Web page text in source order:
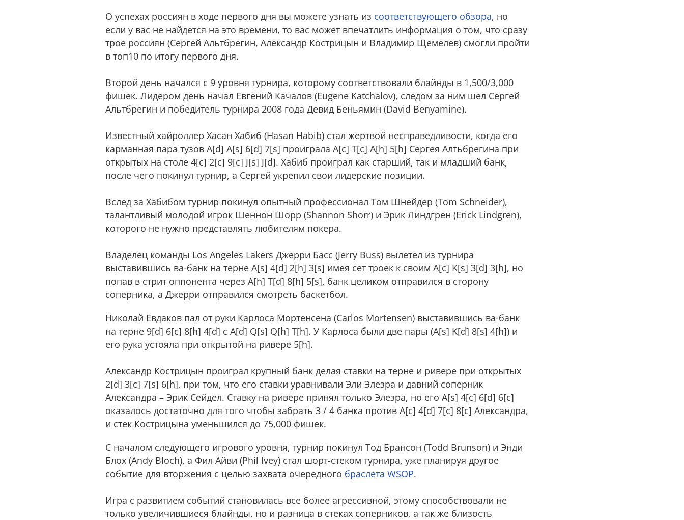
О успехах россиян в ходе первого дня вы можете узнать из соответствующего обзора, но
если у вас не найдется на это времени, то вас может впечатлить информация о том, что сразу
трое россиян (Сергей Альтбрегин, Александр Кострицын и Владимир Щемелев) смогли пройти
в топ10 по итогу первого дня.
Второй день начался с 9 уровня турнира, которому соответствовали блайнды в 1,500/3,000
фишек. Лидером день начал Евгений Качалов (Eugene Katchalov), следом за ним шел Сергей
Альтбрегин и победитель турнира 2008 года Девид Беньямин (David Benyamine).
Известный хайроллер Хасан Хабиб (Hasan Habib) стал жертвой несправедливости, когда его
карманная пара тузов A[d] A[s] 6[d] 7[s] проиграла A[c] T[c] A[h] 5[h] Сергея Алтьбрегина при
открытых на столе 4[c] 2[c] 9[c] J[s] J[d]. Хабиб проиграл как старший, так и младший банк,
после чего покинул турнир, а Сергей укрепил свои лидерские позиции.
Вслед за Хабибом турнир покинул опытный профессионал Том Шнейдер (Tom Schneider),
талантливый молодой игрок Шеннон Шорр (Shannon Shorr) и Эрик Линдгрен (Erick Lindgren),
которого не нужно представлять любителям покера.
Владелец команды Los Angeles Lakers Джерри Басс (Jerry Buss) вылетел из турнира
выставившись ва-банк на терне A[s] 4[d] 2[h] 3[s] имея сет троек к своим A[c] K[s] 3[d] 3[h], но
попав в стрит оппонента через A[h] T[d] 8[h] 5[s], банк целиком отправился в сторону
соперника, а Джерри отправился смотреть баскетбол.
Николай Евдаков пал от руки Карлоса Мортенсена (Carlos Mortensen) выставившись ва-банк
на терне 9[d] 6[c] 8[h] 4[d] с A[d] Q[s] Q[h] T[h]. У Карлоса были две пары (A[s] K[d] 8[s] 4[h]) и
его рука устояла при открытой на ривере 5[h].
Александр Кострицын проиграл крупный банк делая ставки на терне и ривере при открытых
2[d] 3[c] 7[s] 6[h], при том, что его ставки уравнивали Эли Элезра и давний соперник
Александра – Эрик Сейдел. Ставку на ривере принял только Элезра, но его A[s] 4[c] 6[d] 6[c]
оказалось достаточно для того чтобы забрать 3 / 4 банка против A[c] 4[d] 7[c] 8[c] Александра,
и стек Кострицына уменьшился до 75,000 фишек.
С началом следующего игрового уровня, турнир покинул Тод Брансон (Todd Brunson) и Энди
Блох (Andy Bloch), а Фил Айви (Phil Ivey) стал шорт-стеком турнира, уже планируя другое
событие для вторжения с целью захвата очередного браслета WSOP.
Игра с развитием событий становилась все более агрессивной, этому способствовали не
только увеличившиеся блайнды, но и разница в стеках соперников, а так же близость